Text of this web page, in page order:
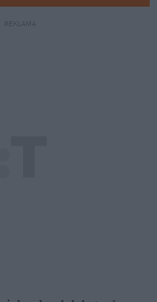
REKLAMA